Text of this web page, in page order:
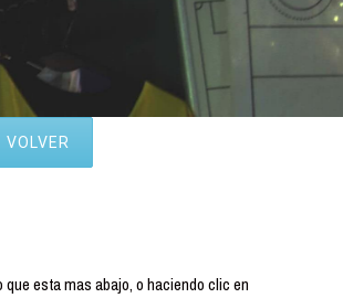
VOLVER
esta mas abajo, o haciendo clic en